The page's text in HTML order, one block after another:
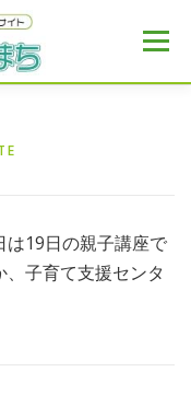
メニュー
は19日の親子講座で
子育て支援センタ